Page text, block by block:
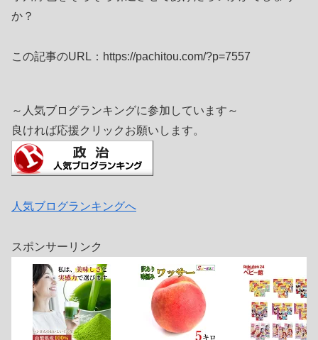
か？
この記事のURL：https://pachitou.com/?p=7557
～人気ブログランキングに参加しています～
良ければ応援クリックお願いします。
人気ブログランキングへ
スポンサーリンク